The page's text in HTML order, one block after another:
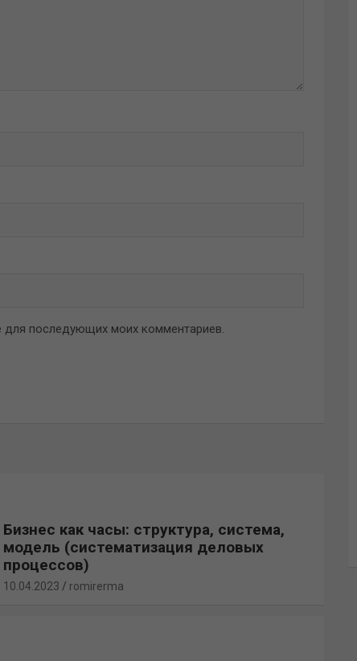
для последующих моих комментариев.
Бизнес как часы: структура, система,
модель (систематизация деловых
процессов)
10.04.2023 romirerma